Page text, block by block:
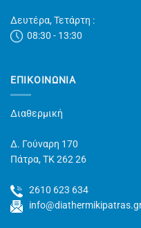
Δευτέρα, Τετάρτη :
08:30 - 13:30
ΕΠΙΚΟΙΝΩΝΊΑ
Διαθερμική
Δ. Γούναρη 170
Πάτρα, TK 262 26
2610 623 634